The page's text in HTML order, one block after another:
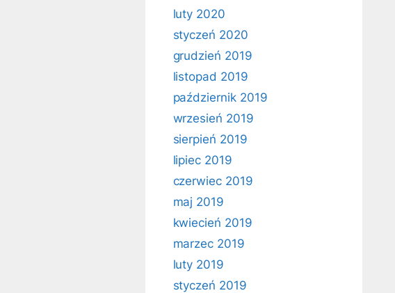
luty 2020
styczeń 2020
grudzień 2019
listopad 2019
październik 2019
wrzesień 2019
sierpień 2019
lipiec 2019
czerwiec 2019
maj 2019
kwiecień 2019
marzec 2019
luty 2019
styczeń 2019